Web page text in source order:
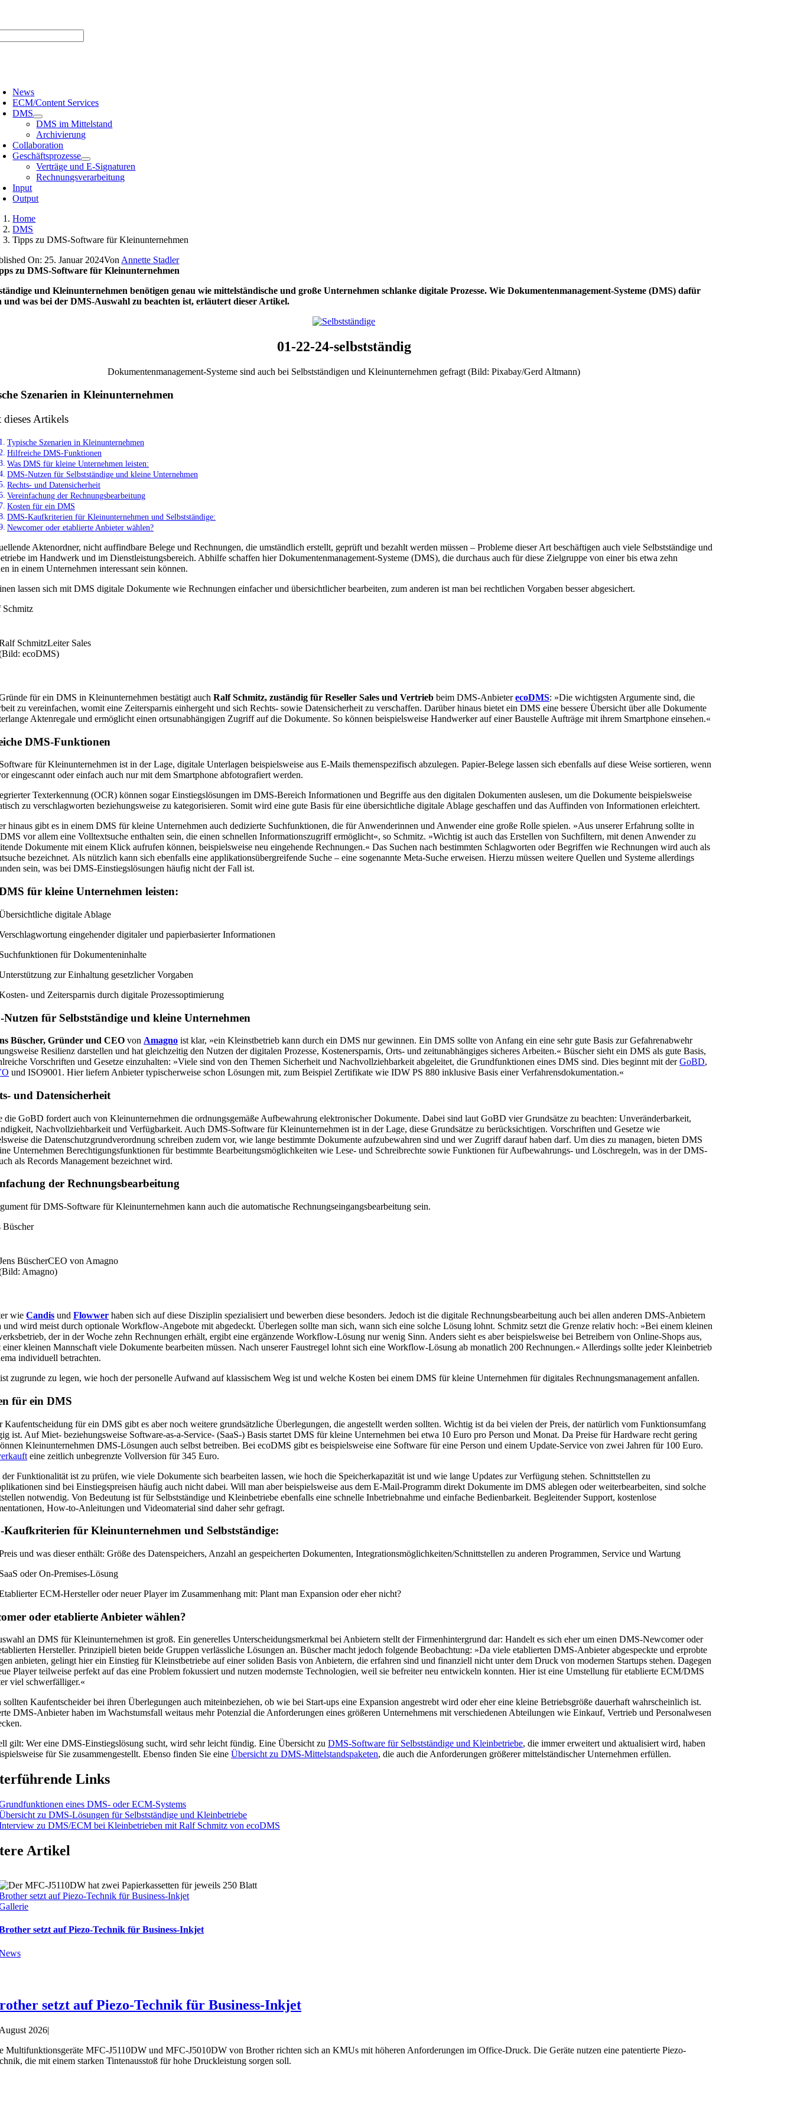
News
ECM/Content Services
DMS
DMS im Mittelstand
Archivierung
Collaboration
Geschäftsprozesse
Verträge und E-Signaturen
Rechnungsverarbeitung
Input
Output
Home
DMS
Tipps zu DMS-Software für Kleinunternehmen
On: 25. Januar 2024Von Annette Stadler
zu DMS-Software für Kleinunternehmen
und Kleinunternehmen benötigen genau wie mittelständische und große Unternehmen schlanke digitale Prozesse. Wie Dokumentenmanagement-Systeme (DMS) dafür
und was bei der DMS-Auswahl zu beachten ist, erläutert dieser Artikel.
01-22-24-selbstständig
Dokumentenmanagement-Systeme sind auch bei Selbstständigen und Kleinunternehmen gefragt (Bild: Pixabay/Gerd Altmann)
Szenarien in Kleinunternehmen
dieses Artikels
Typische Szenarien in Kleinunternehmen
Hilfreiche DMS-Funktionen
Was DMS für kleine Unternehmen leisten:
DMS-Nutzen für Selbstständige und kleine Unternehmen
Rechts- und Datensicherheit
Vereinfachung der Rechnungsbearbeitung
Kosten für ein DMS
DMS-Kaufkriterien für Kleinunternehmen und Selbstständige:
Newcomer oder etablierte Anbieter wählen?
Aktenordner, nicht auffindbare Belege und Rechnungen, die umständlich erstellt, geprüft und bezahlt werden müssen – Probleme dieser Art beschäftigen auch viele Selbstständige und
im Handwerk und im Dienstleistungsbereich. Abhilfe schaffen hier Dokumentenmanagement-Systeme (DMS), die durchaus auch für diese Zielgruppe von einer bis etwa zehn
in einem Unternehmen interessant sein können.
lassen sich mit DMS digitale Dokumente wie Rechnungen einfacher und übersichtlicher bearbeiten, zum anderen ist man bei rechtlichen Vorgaben besser abgesichert.
SchmitzLeiter Sales
ecoDMS)
für ein DMS in Kleinunternehmen bestätigt auchRalf Schmitz, zuständig für Reseller Sales und Vertrieb beim DMS-AnbieterecoDMS: »Die wichtigsten Argumente sind, die
zu vereinfachen, womit eine Zeitersparnis einhergeht und sich Rechts- sowie Datensicherheit zu verschaffen. Darüber hinaus bietet ein DMS eine bessere Übersicht über alle Dokumente
Aktenregale und ermöglicht einen ortsunabhängigen Zugriff auf die Dokumente. So können beispielsweise Handwerker auf einer Baustelle Aufträge mit ihrem Smartphone einsehen.«
DMS-Funktionen
für Kleinunternehmen ist in der Lage, digitale Unterlagen beispielsweise aus E-Mails themenspezifisch abzulegen. Papier-Belege lassen sich ebenfalls auf diese Weise sortieren, wenn
eingescannt oder einfach auch nur mit dem Smartphone abfotografiert werden.
Texterkennung (OCR) können sogar Einstiegslösungen im DMS-Bereich Informationen und Begriffe aus den digitalen Dokumenten auslesen, um die Dokumente beispielsweise
zu verschlagworten beziehungsweise zu kategorisieren. Somit wird eine gute Basis für eine übersichtliche digitale Ablage geschaffen und das Auffinden von Informationen erleichtert.
hinaus gibt es in einem DMS für kleine Unternehmen auch dedizierte Suchfunktionen, die für Anwenderinnen und Anwender eine große Rolle spielen. »Aus unserer Erfahrung sollte in
vor allem eine Volltextsuche enthalten sein, die einen schnellen Informationszugriff ermöglicht«, so Schmitz. »Wichtig ist auch das Erstellen von Suchfiltern, mit denen Anwender zu
Dokumente mit einem Klick aufrufen können, beispielsweise neu eingehende Rechnungen.« Das Suchen nach bestimmten Schlagworten oder Begriffen wie Rechnungen wird auch als
bezeichnet. Als nützlich kann sich ebenfalls eine applikationsübergreifende Suche – eine sogenannte Meta-Suche erweisen. Hierzu müssen weitere Quellen und Systeme allerdings
sein, was bei DMS-Einstiegslösungen häufig nicht der Fall ist.
für kleine Unternehmen leisten:
digitale Ablage
eingehender digitaler und papierbasierter Informationen
für Dokumenteninhalte
zur Einhaltung gesetzlicher Vorgaben
und Zeitersparnis durch digitale Prozessoptimierung
Nutzen für Selbstständige und kleine Unternehmen
Büscher, Gründer und CEO von Amagno ist klar, »ein Kleinstbetrieb kann durch ein DMS nur gewinnen. Ein DMS sollte von Anfang ein eine sehr gute Basis zur Gefahrenabwehr
Resilienz darstellen und hat gleichzeitig den Nutzen der digitalen Prozesse, Kostenersparnis, Orts- und zeitunabhängiges sicheres Arbeiten.« Büscher sieht ein DMS als gute Basis,
Vorschriften und Gesetze einzuhalten: »Viele sind von den Themen Sicherheit und Nachvollziehbarkeit abgeleitet, die Grundfunktionen eines DMS sind. Dies beginnt mit derGoBD,
und ISO9001. Hier liefern Anbieter typischerweise schon Lösungen mit, zum Beispiel Zertifikate wie IDW PS 880 inklusive Basis einer Verfahrensdokumentation.«
und Datensicherheit
die GoBD fordert auch von Kleinunternehmen die ordnungsgemäße Aufbewahrung elektronischer Dokumente. Dabei sind laut GoBD vier Grundsätze zu beachten: Unveränderbarkeit,
Nachvollziehbarkeit und Verfügbarkeit. Auch DMS-Software für Kleinunternehmen ist in der Lage, diese Grundsätze zu berücksichtigen. Vorschriften und Gesetze wie
die Datenschutzgrundverordnung schreiben zudem vor, wie lange bestimmte Dokumente aufzubewahren sind und wer Zugriff darauf haben darf. Um dies zu managen, bieten DMS
Unternehmen Berechtigungsfunktionen für bestimmte Bearbeitungsmöglichkeiten wie Lese- und Schreibrechte sowie Funktionen für Aufbewahrungs- und Löschregeln, was in der DMS-
als Records Management bezeichnet wird.
der Rechnungsbearbeitung
für DMS-Software für Kleinunternehmen kann auch die automatische Rechnungseingangsbearbeitung sein.
BüscherCEO von Amagno
Amagno)
wieCandis undFlowwer haben sich auf diese Disziplin spezialisiert und bewerben diese besonders. Jedoch ist die digitale Rechnungsbearbeitung auch bei allen anderen DMS-Anbietern
und wird meist durch optionale Workflow-Angebote mit abgedeckt. Überlegen sollte man sich, wann sich eine solche Lösung lohnt. Schmitz setzt die Grenze relativ hoch: »Bei einem kleinen
der in der Woche zehn Rechnungen erhält, ergibt eine ergänzende Workflow-Lösung nur wenig Sinn. Anders sieht es aber beispielsweise bei Betreibern von Online-Shops aus,
einer kleinen Mannschaft viele Dokumente bearbeiten müssen. Nach unserer Faustregel lohnt sich eine Workflow-Lösung ab monatlich 200 Rechnungen.« Allerdings sollte jeder Kleinbetrieb
individuell betrachten.
zugrunde zu legen, wie hoch der personelle Aufwand auf klassischem Weg ist und welche Kosten bei einem DMS für kleine Unternehmen für digitales Rechnungsmanagement anfallen.
für ein DMS
Kaufentscheidung für ein DMS gibt es aber noch weitere grundsätzliche Überlegungen, die angestellt werden sollten. Wichtig ist da bei vielen der Preis, der natürlich vom Funktionsumfang
ist. Auf Miet- beziehungsweise Software-as-a-Service- (SaaS-) Basis startet DMS für kleine Unternehmen bei etwa 10 Euro pro Person und Monat. Da Preise für Hardware recht gering
Kleinunternehmen DMS-Lösungen auch selbst betreiben. Bei ecoDMS gibt es beispielsweise eine Software für eine Person und einem Update-Service von zwei Jahren für 100 Euro.
eine zeitlich unbegrenzte Vollversion für 345 Euro.
der Funktionalität ist zu prüfen, wie viele Dokumente sich bearbeiten lassen, wie hoch die Speicherkapazität ist und wie lange Updates zur Verfügung stehen. Schnittstellen zu
sind bei Einstiegspreisen häufig auch nicht dabei. Will man aber beispielsweise aus dem E-Mail-Programm direkt Dokumente im DMS ablegen oder weiterbearbeiten, sind solche
notwendig. Von Bedeutung ist für Selbstständige und Kleinbetriebe ebenfalls eine schnelle Inbetriebnahme und einfache Bedienbarkeit. Begleitender Support, kostenlose
How-to-Anleitungen und Videomaterial sind daher sehr gefragt.
Kaufkriterien für Kleinunternehmen und Selbstständige:
und was dieser enthält: Größe des Datenspeichers, Anzahl an gespeicherten Dokumenten, Integrationsmöglichkeiten/Schnittstellen zu anderen Programmen, Service und Wartung
oder On-Premises-Lösung
ECM-Hersteller oder neuer Player im Zusammenhang mit: Plant man Expansion oder eher nicht?
oder etablierte Anbieter wählen?
an DMS für Kleinunternehmen ist groß. Ein generelles Unterscheidungsmerkmal bei Anbietern stellt der Firmenhintergrund dar: Handelt es sich eher um einen DMS-Newcomer oder
Hersteller. Prinzipiell bieten beide Gruppen verlässliche Lösungen an. Büscher macht jedoch folgende Beobachtung: »Da viele etablierten DMS-Anbieter abgespeckte und erprobte
anbieten, gelingt hier ein Einstieg für Kleinstbetriebe auf einer soliden Basis von Anbietern, die erfahren sind und finanziell nicht unter dem Druck von modernen Startups stehen. Dagegen
Player teilweise perfekt auf das eine Problem fokussiert und nutzen modernste Technologien, weil sie befreiter neu entwickeln konnten. Hier ist eine Umstellung für etablierte ECM/DMS
viel schwerfälliger.«
sollten Kaufentscheider bei ihren Überlegungen auch miteinbeziehen, ob wie bei Start-ups eine Expansion angestrebt wird oder eher eine kleine Betriebsgröße dauerhaft wahrscheinlich ist.
DMS-Anbieter haben im Wachstumsfall weitaus mehr Potenzial die Anforderungen eines größeren Unternehmens mit verschiedenen Abteilungen wie Einkauf, Vertrieb und Personalwesen
gilt: Wer eine DMS-Einstiegslösung sucht, wird sehr leicht fündig. Eine Übersicht zuDMS-Software für Selbstständige und Kleinbetriebe, die immer erweitert und aktualisiert wird, haben
für Sie zusammengestellt. Ebenso finden Sie eineÜbersicht zu DMS-Mittelstandspaketen, die auch die Anforderungen größerer mittelständischer Unternehmen erfüllen.
Links
eines DMS- oder ECM-Systems
zu DMS-Lösungen für Selbstständige und Kleinbetriebe
zu DMS/ECM bei Kleinbetrieben mit Ralf Schmitz von ecoDMS
Artikel
setzt auf Piezo-Technik für Business-Inkjet
setzt auf Piezo-Technik für Business-Inkjet
setzt auf Piezo-Technik für Business-Inkjet
2026|
Multifunktionsgeräte MFC-J5110DW und MFC-J5010DW von Brother richten sich an KMUs mit höheren Anforderungen im Office-Druck. Die Geräte nutzen eine patentierte Piezo-
die mit einem starken Tintenausstoß für hohe Druckleistung sorgen soll.